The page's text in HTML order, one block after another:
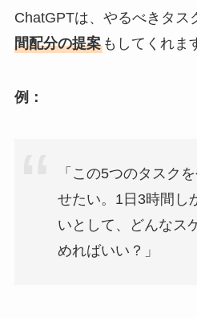
ChatGPTは、やるべきタス
間配分の提案もしてくれま
例：
「この5つのタスク
せたい。1日3時間し
いとして、どんなス
めればいい？」